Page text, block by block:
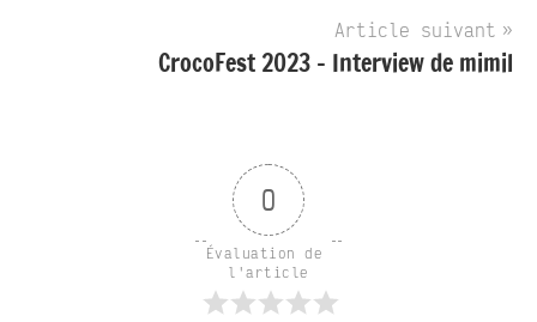
Article suivant
CrocoFest 2023 – Interview de mimil
0
Évaluation de
l'article